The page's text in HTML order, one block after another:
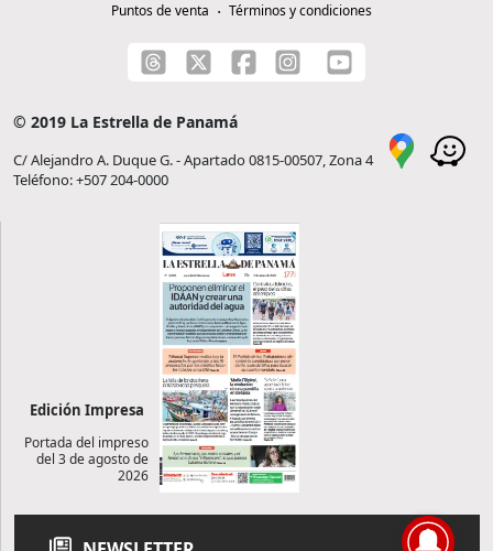
Puntos de venta
Términos y condiciones
© 2019 La Estrella de Panamá
C/ Alejandro A. Duque G. - Apartado 0815-00507, Zona 4
Teléfono: +507 204-0000
Edición Impresa
Portada del impreso
del 3 de agosto de
2026